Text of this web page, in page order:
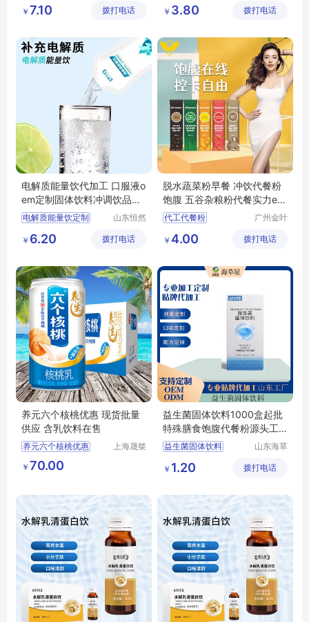
oem贴牌定
团有限公
￥ 7.10 拨打电话
技有限公
￥ 3.80 拨打电话
电解质能量饮代加工 口服液o
em定制固体饮料冲调饮品出
口低起订量
电解质能量饮定制
电解质能量饮定制贴牌
冲调饮品oem定制
山东恒然
技有限公
￥ 6.20 拨打电话
脱水蔬菜粉早餐 冲饮代餐粉
饱腹 五谷杂粮粉代餐实力eo
m贴牌
代工代餐粉
代餐粉生产
五谷杂粮粉代餐
广州金叶
有限公司
￥ 4.00 拨打电话
养元六个核桃优惠 现货批量
供应 含乳饮料在售
养元六个核桃优惠
现货批量供应
含乳饮料在售
上海晟桀
￥ 70.00
益生菌固体饮料1000盒起批
特殊膳食饱腹代餐粉源头工
厂免费打样
益生菌固体饮料
代餐粉源头工厂
代餐粉贴牌
山东海草
技有限公
￥ 1.20 拨打电话